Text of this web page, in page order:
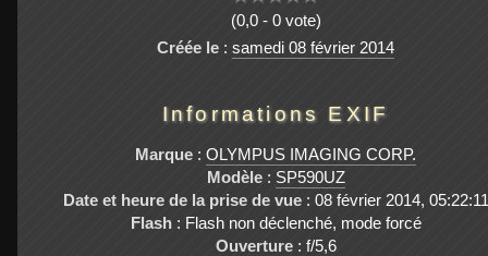
(0,0 - 0 vote)
Créée le : samedi 08 février 2014
Informations EXIF
Marque : OLYMPUS IMAGING CORP.
Modèle: SP590UZ
Date et heure de la prise de vue: 08 février 2014, 05:22:11
Flash: Flash non déclenché, mode forcé
Ouverture: f/5,6